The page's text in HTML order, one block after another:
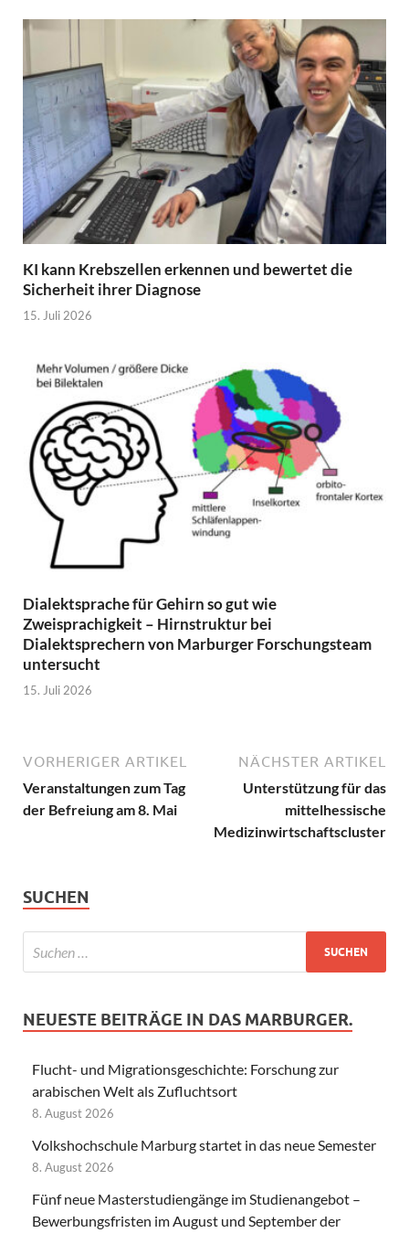
KI kann Krebszellen erkennen und bewertet die
Sicherheit ihrer Diagnose
15. Juli 2026
Dialektsprache für Gehirn so gut wie
Zweisprachigkeit – Hirnstruktur bei
Dialektsprechern von Marburger Forschungsteam
untersucht
15. Juli 2026
VORHERIGER ARTIKEL
Veranstaltungen zum Tag
der Befreiung am 8. Mai
NÄCHSTER ARTIKEL
Unterstützung für das
mittelhessische
Medizinwirtschaftscluster
SUCHEN
NEUESTE BEITRÄGE IN DAS MARBURGER.
Flucht- und Migrationsgeschichte: Forschung zur
arabischen Welt als Zufluchtsort
8. August 2026
Volkshochschule Marburg startet in das neue Semester
8. August 2026
Fünf neue Masterstudiengänge im Studienangebot –
Bewerbungsfristen im August und September der